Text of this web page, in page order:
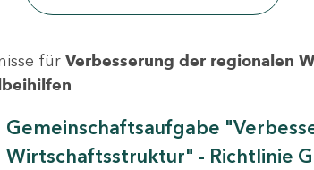
für Verbesserung der regionalen
Gemeinschaftsaufgabe
Wirtschaftsstruktur" - Richtlinie